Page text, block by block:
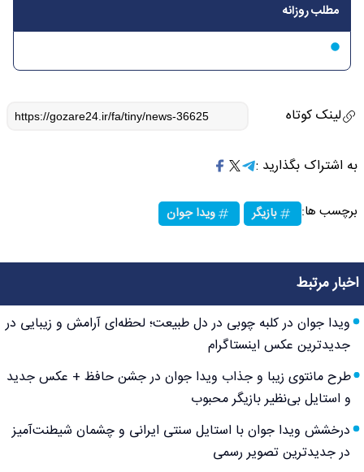
مطلب روزانه
لینک کوتاه
به اشتراک بگذارید :
برچسب ها: بازیگر ویدا جوان
اخبار مرتبط
ویدا جوان در کلبه چوبی در دل طبیعت؛ لحظه‌ای آرامش و زیبایی در
جدیدترین عکس اینستاگرام
طرح مانتوی زیبا و جذاب ویدا جوان در جشن حافظ + عکس جدید
و استایل بی‌نظیر بازیگر محبوب
درخشش ویدا جوان با استایل سنتی ایرانی و چشمان شیطنت‌آمیز
در جدیدترین تصویر رسمی